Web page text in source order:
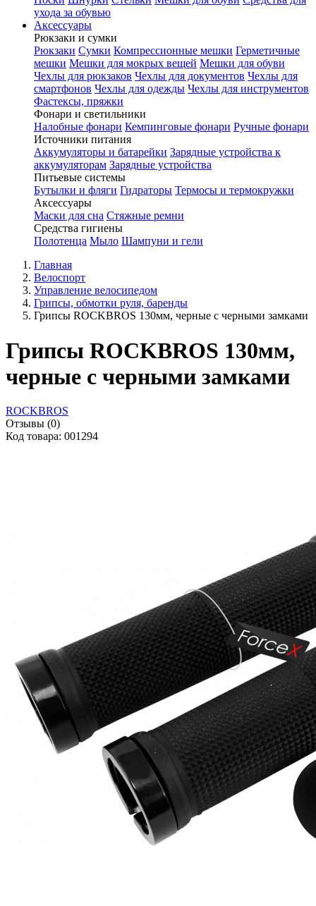
ухода за обувью
Аксессуары
Рюкзаки и сумки
Рюкзаки Сумки Компрессионные мешки Герметичные
мешки Мешки для мокрых вещей Мешки для обуви
Чехлы для рюкзаков Чехлы для документов Чехлы для
смартфонов Чехлы для одежды Чехлы для инструментов
Фастексы, пряжки
Фонари и светильники
Налобные фонари Кемпинговые фонари Ручные фонари
Источники питания
Аккумуляторы и батарейки Зарядные устройства к
аккумуляторам Зарядные устройства
Питьевые системы
Бутылки и фляги Гидраторы Термосы и термокружки
Аксессуары
Маски для сна Стяжные ремни
Средства гигиены
Полотенца Мыло Шампуни и гели
Главная
Велоспорт
Управление велосипедом
Грипсы, обмотки руля, баренды
Грипсы ROCKBROS 130мм, черные с черными замками
Грипсы ROCKBROS 130мм,
черные с черными замками
ROCKBROS
Отзывы (0)
Код товара: 001294